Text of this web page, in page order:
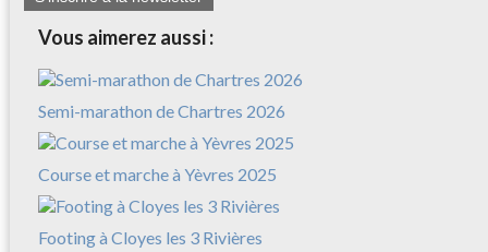
Vous aimerez aussi :
Semi-marathon de Chartres 2026
Course et marche à Yèvres 2025
Footing à Cloyes les 3 Rivières